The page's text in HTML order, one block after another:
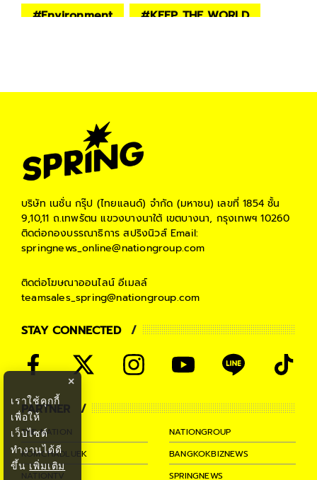
#Environment #KEEP THE WORLD
บริษัท เนชั่น กรุ๊ป (ไทยแลนด์) จำกัด (มหาชน) เลขที่ 1854 ชั้น
9,10,11 ถ.เทพรัตน แขวงบางนาใต้ เขตบางนา, กรุงเทพฯ 10260
ติดต่อกองบรรณาธิการ สปริงนิวส์Email:
springnews_online@nationgroup.com
ติดต่อโฆษณาออนไลน์ อีเมลล์
teamsales_spring@nationgroup.com
STAY CONNECTED
PARTNER
THE NATION
NATIONGROUP
KOMCHADLUEK
BANGKOKBIZNEWS
NATIONTV
SPRINGNEWS
×
เราใช้คุกกี้
เพื่อให้
เว็บไซต์
ทำงานได้ดี
ขึ้น เพิ่มเติม